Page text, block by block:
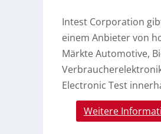
Intest Corporation
einem Anbieter von
Märkte Automotive,
Electronic Test
Weitere